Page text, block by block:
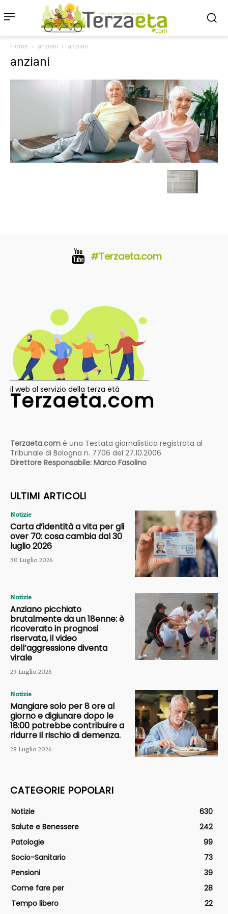
Home anziani anziani
anziani
#Terzaeta.com
il web al servizio della terza età
Terzaeta.com
Terzaeta.com è una Testata giornalistica registrata al
Tribunale di Bologna n. 7706 del 27.10.2006
Direttore Responsabile: Marco Fasolino
ULTIMI ARTICOLI
Notizie
Carta d’identità a vita per gli
over 70: cosa cambia dal 30
luglio 2026
30 Luglio 2026
Notizie
Anziano picchiato
brutalmente da un 18enne: è
ricoverato in prognosi
riservata, il video
dell’aggressione diventa
virale
29 Luglio 2026
Notizie
Mangiare solo per 8 ore al
giorno e digiunare dopo le
18:00 potrebbe contribuire a
ridurre il rischio di demenza.
28 Luglio 2026
CATEGORIE POPOLARI
Notizie
630
Salute e Benessere
242
Patologie
99
Socio-Sanitario
73
Pensioni
39
Come fare per
28
Tempo libero
22